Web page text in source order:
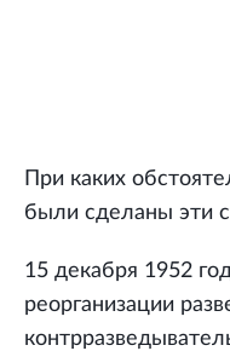
При каких
были сделаны эти
15 декабря 1952
реорганизации